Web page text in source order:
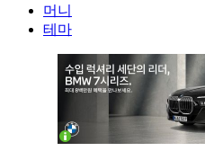
머니
테마